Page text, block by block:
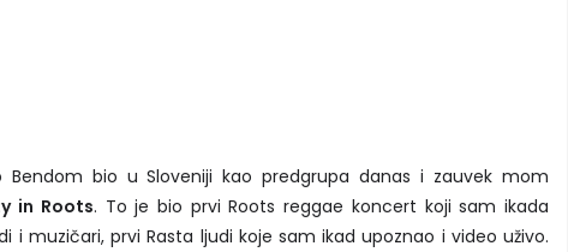
Bendom bio u Sloveniji kao predgrupa danas i zauvek mom
in Roots. To je bio prvi Roots reggae koncert koji sam ikada
i muzičari, prvi Rasta ljudi koje sam ikad upoznao i video uživo.